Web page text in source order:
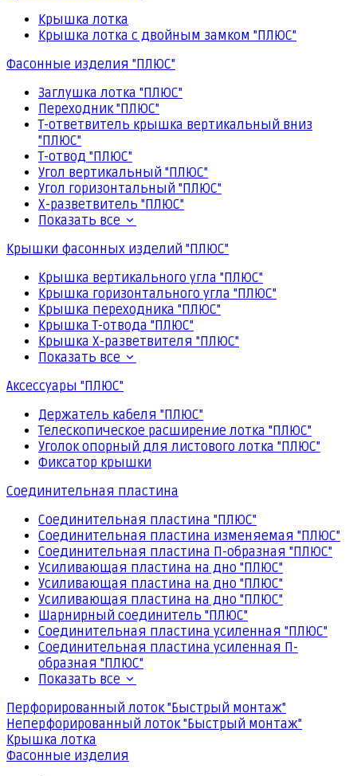
Крышка лотка
Крышка лотка с двойным замком "ПЛЮС"
Фасонные изделия "ПЛЮС"
Заглушка лотка "ПЛЮС"
Переходник "ПЛЮС"
Т-ответвитель крышка вертикальный вниз
"ПЛЮС"
Т-отвод "ПЛЮС"
Угол вертикальный "ПЛЮС"
Угол горизонтальный "ПЛЮС"
Х-разветвитель "ПЛЮС"
Показать все
Крышки фасонных изделий "ПЛЮС"
Крышка вертикального угла "ПЛЮС"
Крышка горизонтального угла "ПЛЮС"
Крышка переходника "ПЛЮС"
Крышка Т-отвода "ПЛЮС"
Крышка Х-разветвителя "ПЛЮС"
Показать все
Аксессуары "ПЛЮС"
Держатель кабеля "ПЛЮС"
Телескопическое расширение лотка "ПЛЮС"
Уголок опорный для листового лотка "ПЛЮС"
Фиксатор крышки
Соединительная пластина
Соединительная пластина "ПЛЮС"
Соединительная пластина изменяемая "ПЛЮС"
Соединительная пластина П-образная "ПЛЮС"
Усиливающая пластина на дно "ПЛЮС"
Усиливающая пластина на дно "ПЛЮС"
Усиливающая пластина на дно "ПЛЮС"
Шарнирный соединитель "ПЛЮС"
Соединительная пластина усиленная "ПЛЮС"
Соединительная пластина усиленная П-
образная "ПЛЮС"
Показать все
Перфорированный лоток "Быстрый монтаж"
Неперфорированный лоток "Быстрый монтаж"
Крышка лотка
Фасонные изделия